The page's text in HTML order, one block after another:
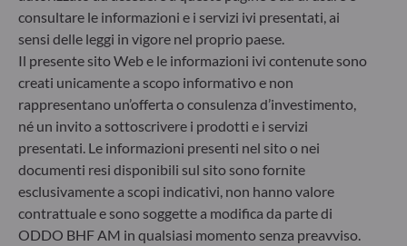
ODDO BHF Asset Management SAS*
12 boulevard de la Madeleine
75440 Paris Cedex 09
Francia
+33 1 44 51 80 28
Società di gestione del risparmio autorizzata dall’Autorité
des Marchés Financiers con il n. GP99011
consultare le informazioni e i servizi ivi presentati, ai
sensi delle leggi in vigore nel proprio paese.
Il presente sito Web e le informazioni ivi contenute sono
creati unicamente a scopo informativo e non
rappresentano un’offerta o consulenza d’investimento,
né un invito a sottoscrivere i prodotti e i servizi
presentati. Le informazioni presenti nel sito o nei
documenti resi disponibili sul sito sono fornite
esclusivamente a scopi indicativi, non hanno valore
contrattuale e sono soggette a modifica da parte di
ODDO BHF AM in qualsiasi momento senza preavviso.